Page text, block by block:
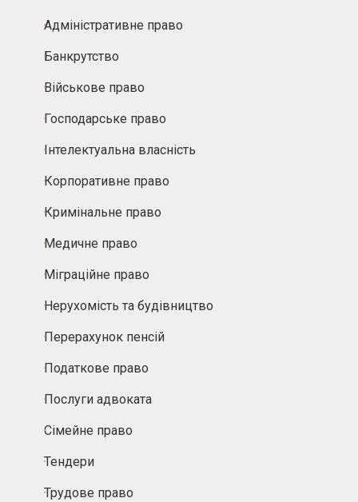
Адміністративне право
Банкрутство
Військове право
Господарське право
Інтелектуальна власність
Корпоративне право
Кримінальне право
Медичне право
Міграційне право
Нерухомість та будівництво
Перерахунок пенсій
Податкове право
Послуги адвоката
Сімейне право
Тендери
Трудове право